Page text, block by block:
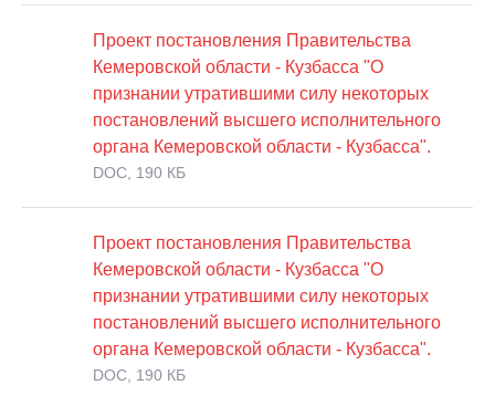
Проект постановления Правительства
Кемеровской области - Кузбасса "О
признании утратившими силу некоторых
постановлений высшего исполнительного
органа Кемеровской области - Кузбасса".
DOC, 190 КБ
Проект постановления Правительства
Кемеровской области - Кузбасса "О
признании утратившими силу некоторых
постановлений высшего исполнительного
органа Кемеровской области - Кузбасса".
DOC, 190 КБ